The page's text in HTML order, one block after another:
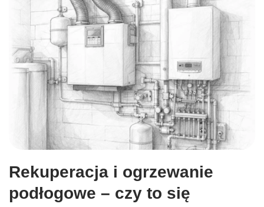
Rekuperacja i ogrzewanie
podłogowe – czy to się